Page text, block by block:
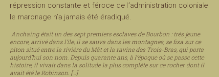
répression constante et féroce de l’administration coloniale
le maronage n’a jamais été éradiqué.
Anchaing était un des sept premiers esclaves de Bourbon : très jeune
encore, arrivé dans l’île, il se sauva dans les montagnes, se fixa sur ce
piton situé entre la rivière du Mât et la ravine des Trois-Bras, qui porte
aujourd’hui son nom. Depuis quarante ans, à l’époque où se passe cette
histoire, il vivait dans la solitude la plus complète sur ce rocher dont il
avait été le Robinson. […]